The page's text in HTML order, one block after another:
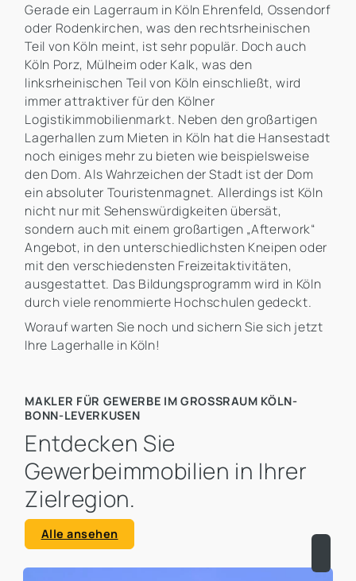
Gerade ein Lagerraum in Köln Ehrenfeld, Ossendorf
oder Rodenkirchen, was den rechtsrheinischen
Teil von Köln meint, ist sehr populär. Doch auch
Köln Porz, Mülheim oder Kalk, was den
linksrheinischen Teil von Köln einschließt, wird
immer attraktiver für den Kölner
Logistikimmobilienmarkt. Neben den großartigen
Lagerhallen zum Mieten in Köln hat die Hansestadt
noch einiges mehr zu bieten wie beispielsweise
den Dom. Als Wahrzeichen der Stadt ist der Dom
ein absoluter Touristenmagnet. Allerdings ist Köln
nicht nur mit Sehenswürdigkeiten übersät,
sondern auch mit einem großartigen „Afterwork“
Angebot, in den unterschiedlichsten Kneipen oder
mit den verschiedensten Freizeitaktivitäten,
ausgestattet. Das Bildungsprogramm wird in Köln
durch viele renommierte Hochschulen gedeckt.
Worauf warten Sie noch und sichern Sie sich jetzt
Ihre Lagerhalle in Köln!
MAKLER FÜR GEWERBE IM GROSSRAUM KÖLN-B
ONN-LEVERKUSEN
Entdecken Sie
Gewerbeimmobilien in Ihrer
Zielregion.
Alle ansehen